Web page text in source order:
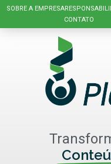
SOBRE A EMPRESA
CONTATO